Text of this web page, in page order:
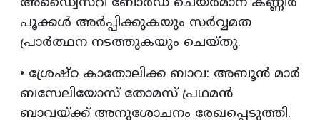
പൂക്കൾ അർപ്പിക്കുകയും സർവ്വമത
പ്രാർത്ഥന നടത്തുകയും ചെയ്തു.
• ശ്രേഷ്ഠ കാതോലിക്ക ബാവ: അബൂൻ മാർ
ബസേലിയോസ് തോമസ് പ്രഥമൻ
ബാവയ്ക്ക് അനുശോചനം രേഖപ്പെടുത്തി.